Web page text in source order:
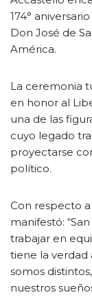
174°
Don José de
América.
La ceremonia
en honor al
una de las
cuyo legado
proyectarse
político.
Con respecto
manifestó:
trabajar en
tiene la verdad
somos
nuestros